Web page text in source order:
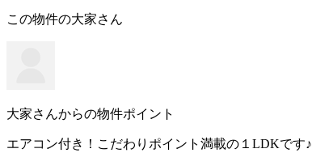
この物件の大家さん
大家さんからの物件ポイント
エアコン付き！こだわりポイント満載の１LDKです♪